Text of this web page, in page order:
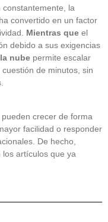
constantemente, la
convertido en un factor
Mientras que el
debido a sus exigencias
nube permite escalar
de minutos, sin
crecer de forma
facilidad o responder
De hecho,
artículos que ya